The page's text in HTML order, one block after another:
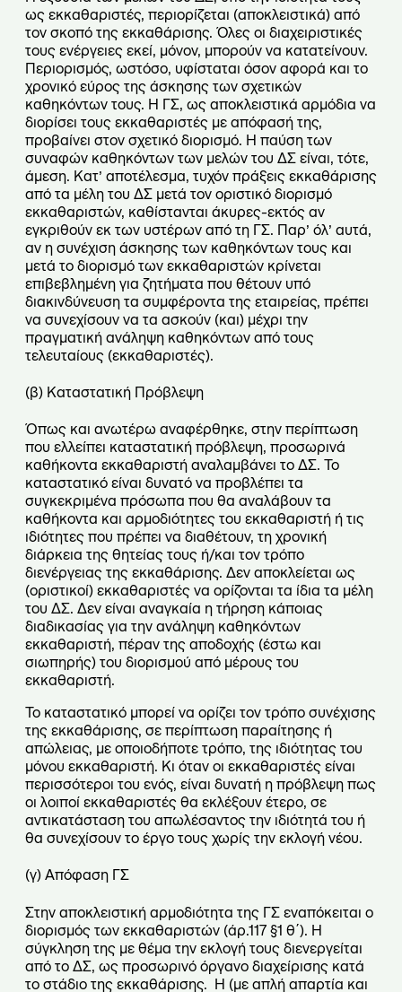
ως εκκαθαριστές, περιορίζεται (αποκλειστικά) από
τον σκοπό της εκκαθάρισης. Όλες οι διαχειριστικές
τους ενέργειες εκεί, μόνον, μπορούν να κατατείνουν.
Περιορισμός, ωστόσο, υφίσταται όσον αφορά και το
χρονικό εύρος της άσκησης των σχετικών
καθηκόντων τους. Η ΓΣ, ως αποκλειστικά αρμόδια να
διορίσει τους εκκαθαριστές με απόφασή της,
προβαίνει στον σχετικό διορισμό. Η παύση των
συναφών καθηκόντων των μελών του ΔΣ είναι, τότε,
άμεση. Κατ’ αποτέλεσμα, τυχόν πράξεις εκκαθάρισης
από τα μέλη του ΔΣ μετά τον οριστικό διορισμό
εκκαθαριστών, καθίστανται άκυρες-εκτός αν
εγκριθούν εκ των υστέρων από τη ΓΣ. Παρ’ όλ’ αυτά,
αν η συνέχιση άσκησης των καθηκόντων τους και
μετά το διορισμό των εκκαθαριστών κρίνεται
επιβεβλημένη για ζητήματα που θέτουν υπό
διακινδύνευση τα συμφέροντα της εταιρείας, πρέπει
να συνεχίσουν να τα ασκούν (και) μέχρι την
πραγματική ανάληψη καθηκόντων από τους
τελευταίους (εκκαθαριστές).
(β) Καταστατική Πρόβλεψη
Όπως και ανωτέρω αναφέρθηκε, στην περίπτωση
που ελλείπει καταστατική πρόβλεψη, προσωρινά
καθήκοντα εκκαθαριστή αναλαμβάνει το ΔΣ. Το
καταστατικό είναι δυνατό να προβλέπει τα
συγκεκριμένα πρόσωπα που θα αναλάβουν τα
καθήκοντα και αρμοδιότητες του εκκαθαριστή ή τις
ιδιότητες που πρέπει να διαθέτουν, τη χρονική
διάρκεια της θητείας τους ή/και τον τρόπο
διενέργειας της εκκαθάρισης. Δεν αποκλείεται ως
(οριστικοί) εκκαθαριστές να ορίζονται τα ίδια τα μέλη
του ΔΣ. Δεν είναι αναγκαία η τήρηση κάποιας
διαδικασίας για την ανάληψη καθηκόντων
εκκαθαριστή, πέραν της αποδοχής (έστω και
σιωπηρής) του διορισμού από μέρους του
εκκαθαριστή.
Το καταστατικό μπορεί να ορίζει τον τρόπο συνέχισης
της εκκαθάρισης, σε περίπτωση παραίτησης ή
απώλειας, με οποιοδήποτε τρόπο, της ιδιότητας του
μόνου εκκαθαριστή. Κι όταν οι εκκαθαριστές είναι
περισσότεροι του ενός, είναι δυνατή η πρόβλεψη πως
οι λοιποί εκκαθαριστές θα εκλέξουν έτερο, σε
αντικατάσταση του απωλέσαντος την ιδιότητά του ή
θα συνεχίσουν το έργο τους χωρίς την εκλογή νέου.
(γ) Απόφαση ΓΣ
Στην αποκλειστική αρμοδιότητα της ΓΣ εναπόκειται ο
διορισμός των εκκαθαριστών (άρ.117 §1 θ΄). Η
σύγκληση της με θέμα την εκλογή τους διενεργείται
από το ΔΣ, ως προσωρινό όργανο διαχείρισης κατά
το στάδιο της εκκαθάρισης. Η (με απλή απαρτία και